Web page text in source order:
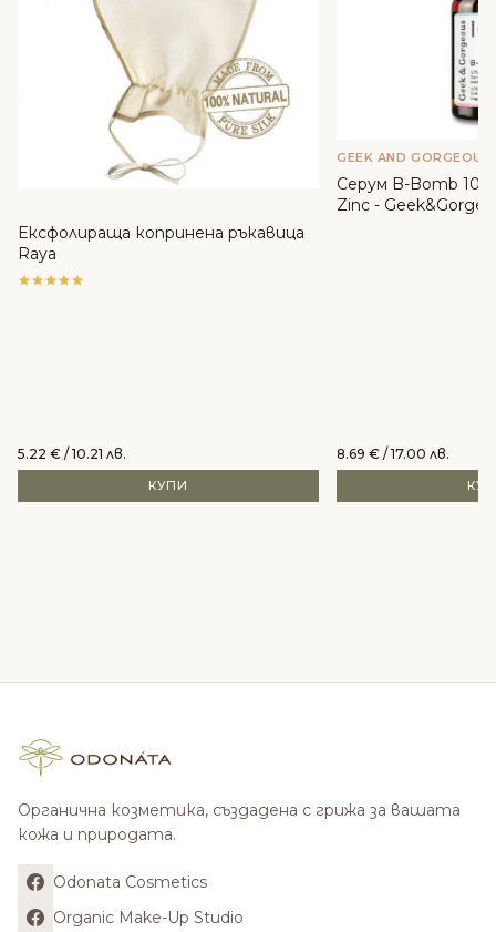
Ексфолираща копринена ръкавица
Raya
5.22 € / 10.21 лв.
КУПИ
GEEK AND GORGEOUS
Серум B-Bomb
Zinc -
8.69 € / 17.00 лв.
Органична козметика, създадена с грижа за вашата
кожа и природата.
Odonata Cosmetics
Organic Make-Up Studio